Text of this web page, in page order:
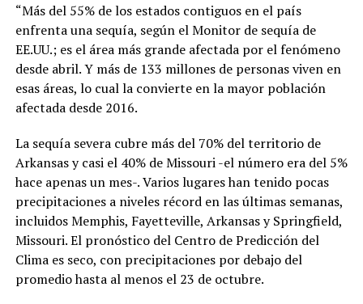
“Más del 55% de los estados contiguos en el país
enfrenta una sequía, según el Monitor de sequía de
EE.UU.; es el área más grande afectada por el fenómeno
desde abril. Y más de 133 millones de personas viven en
esas áreas, lo cual la convierte en la mayor población
afectada desde 2016.
La sequía severa cubre más del 70% del territorio de
Arkansas y casi el 40% de Missouri -el número era del 5%
hace apenas un mes-. Varios lugares han tenido pocas
precipitaciones a niveles récord en las últimas semanas,
incluidos Memphis, Fayetteville, Arkansas y Springfield,
Missouri. El pronóstico del Centro de Predicción del
Clima es seco, con precipitaciones por debajo del
promedio hasta al menos el 23 de octubre.